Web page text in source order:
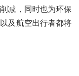
减，同时也为环保
及航空出行者都将